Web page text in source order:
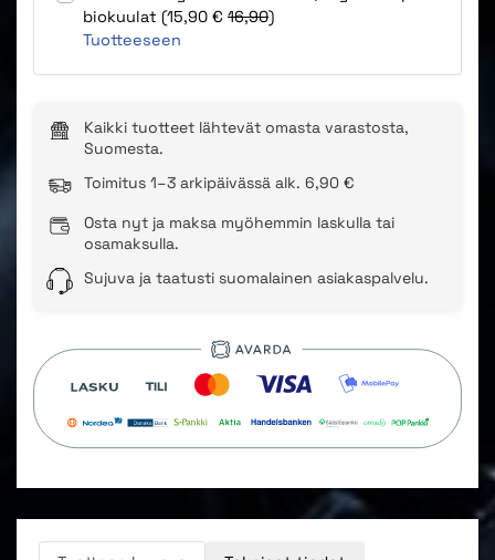
biokuulat (15,90 € 16,90)
Tuotteeseen
Kaikki tuotteet lähtevät omasta varastosta,
Suomesta.
Toimitus 1–3 arkipäivässä alk. 6,90 €
Osta nyt ja maksa myöhemmin laskulla tai
osamaksulla.
Sujuva ja taatusti suomalainen asiakaspalvelu.